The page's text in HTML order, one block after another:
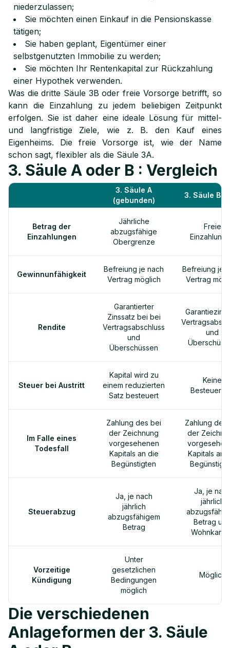
niederzulassen;
Sie möchten einen Einkauf in die Pensionskasse
tätigen;
Sie haben geplant, Eigentümer einer
selbstgenutzten Immobilie zu werden;
Sie möchten Ihr Rentenkapital zur Rückzahlung
einer Hypothek verwenden.
Was die dritte Säule 3B oder freie Vorsorge betrifft, so
kann die Einzahlung zu jedem beliebigen Zeitpunkt
erfolgen. Sie ist daher eine ideale Lösung für mittel-
und langfristige Ziele, wie z. B. den Kauf eines
Eigenheims. Die freie Vorsorge ist, wie der Name
schon sagt, flexibler als die Säule 3A.
3. Säule A oder B : Vergleich
3. Säule A
(gebunden)
3. Säule B
Betrag der
Einzahlungen
Jährliche
abzugsfähige
Obergrenze
Freie
Gewinnunfähigkeit
Befreiung je nach
Vertrag möglich
Befreiung je
Vertrag
Rendite
Garantierter
Zinssatz bei bei
Vertragsabschluss
und
Überschüssen
Garantiezins
und
Steuer bei Austritt
Kapital wird zu
einem reduzierten
Satz besteuert
Keine
Im Falle eines
Todesfall
Zahlung des bei
der Zeichnung
vorgesehenen
Kapitals an die
Begünstigten
Zahlung des
der
Kapitals an
Steuerabzug
Ja, je nach
jährlich
abzugsfähigem
Betrag
Ja, je
jährlich
Betrag
Vorzeitige
Kündigung
Unter
gesetzlichen
Bedingungen
möglich
Möglich
Die verschiedenen
Anlageformen der 3. Säule